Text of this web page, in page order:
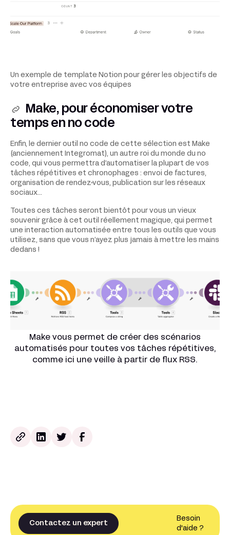
Un exemple de template Notion pour gérer les objectifs de
votre entreprise avec vos équipes
Make, pour économiser votre
temps en no code
Enfin, le dernier outil no code de cette sélection est Make
(anciennement Integromat), un autre roi du monde du no
code, qui vous permettra d’automatiser la plupart de vos
tâches répétitives et chronophages : envoi de factures,
organisation de rendez-vous, publication sur les réseaux
sociaux…
Toutes ces tâches seront bientôt pour vous un vieux
souvenir grâce à cet outil réellement magique, qui permet
une interaction automatisée entre tous les outils que vous
utilisez, sans que vous n’ayez plus jamais à mettre les mains
dedans !
Make vous permet de créer des scénarios
automatisés pour toutes vos tâches répétitives,
comme ici une veille à partir de flux RSS.
Besoin
d'aide ?
Contactez un expert